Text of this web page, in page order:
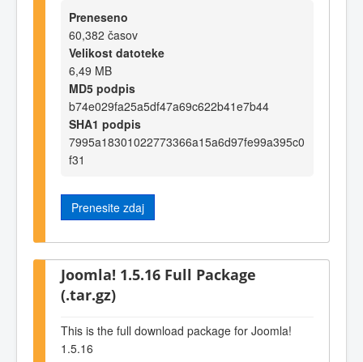
Preneseno
60,382 časov
Velikost datoteke
6,49 MB
MD5 podpis
b74e029fa25a5df47a69c622b41e7b44
SHA1 podpis
7995a18301022773366a15a6d97fe99a395c0
f31
Prenesite zdaj
Joomla! 1.5.16 Full Package
(.tar.gz)
This is the full download package for Joomla!
1.5.16